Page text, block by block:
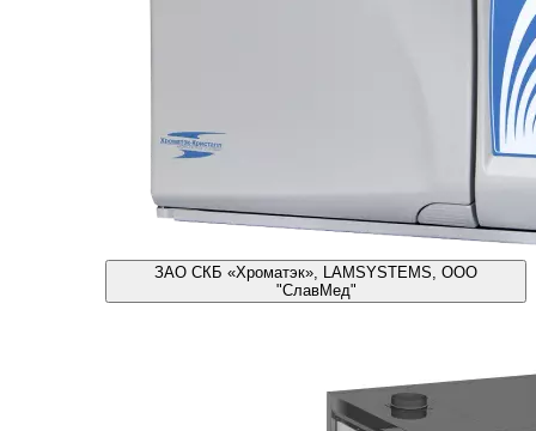
ЗАО СКБ «Хроматэк», LAMSYSTEMS, ООО
"СлавМед"